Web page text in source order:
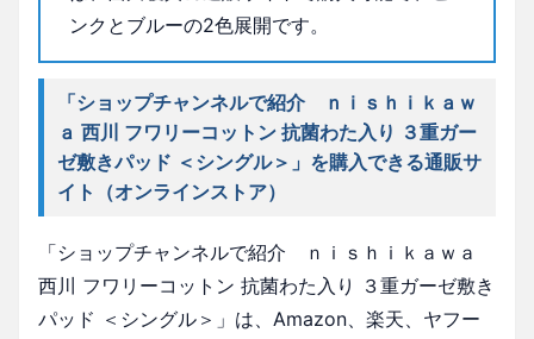
ンクとブルーの2色展開です。
「ショップチャンネルで紹介 ｎｉｓｈｉｋａｗ
ａ 西川 フワリーコットン 抗菌わた入り ３重ガー
ゼ敷きパッド ＜シングル＞」を購入できる通販サ
イト（オンラインストア）
「ショップチャンネルで紹介 ｎｉｓｈｉｋａｗａ
西川 フワリーコットン 抗菌わた入り ３重ガーゼ敷き
パッド ＜シングル＞」は、Amazon、楽天、ヤフー